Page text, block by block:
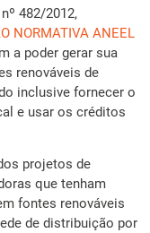
482/2012,
NORMATIVA ANEEL
a poder gerar sua
renováveis de
inclusive fornecer o
e usar os créditos
projetos de
que tenham
fontes renováveis
de distribuição por